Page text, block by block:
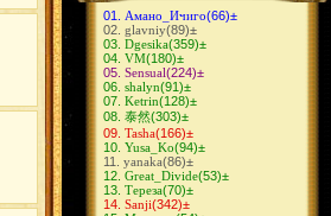
ИтаСасу(12)
НеджиСаку(12)
ГенмаИно(11)
ДейИно(11)
МадаСаку(11)
ХиданНии(10)
СасуИно(10)
ИтаДей(10)
СасоХина(9)
ГааХина(9)
ОбиРин(9)
ЗецуДей(9)
ШиноКиба(8)
КакуХидан
Амано_Ичиго(66)±
glavniy(89)±
Dgesika(359)±
VM(180)±
Sensual(224)±
shalyn(91)±
Ketrin(128)±
泰然(303)±
Tasha(166)±
Yusa_Ko(94)±
yanaka(86)±
Great_Divide(53)±
Тереза(70)±
Sanji(342)±